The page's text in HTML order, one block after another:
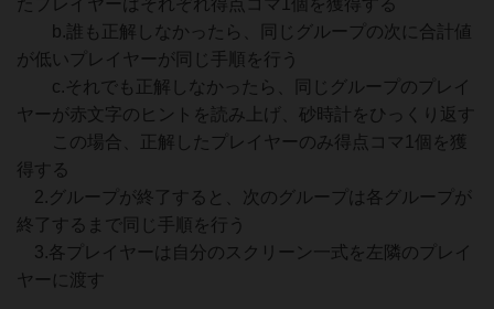
たプレイヤーはそれぞれ得点コマ1個を獲得する
b.誰も正解しなかったら、同じグループの次に合計値
が低いプレイヤーが同じ手順を行う
c.それでも正解しなかったら、同じグループのプレイ
ヤーが赤文字のヒントを読み上げ、砂時計をひっくり返す
この場合、正解したプレイヤーのみ得点コマ1個を獲
得する
2.グループが終了すると、次のグループは各グループが
終了するまで同じ手順を行う
3.各プレイヤーは自分のスクリーン一式を左隣のプレイ
ヤーに渡す